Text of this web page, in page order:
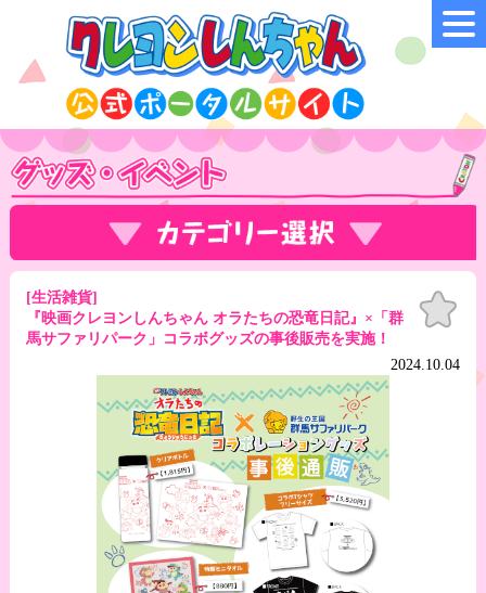
[生活雑貨]
『映画クレヨンしんちゃん オラたちの恐竜日記』×「群
馬サファリパーク」コラボグッズの事後販売を実施！
お気
に入
2024.10.04